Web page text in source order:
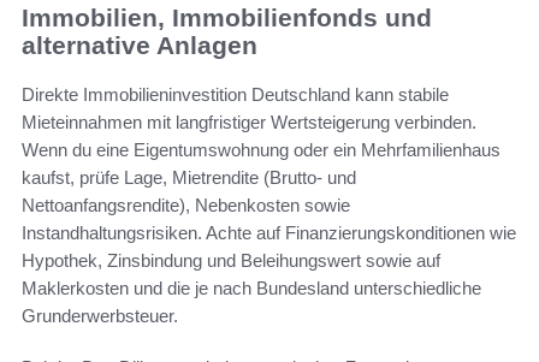
Immobilien, Immobilienfonds und
alternative Anlagen
Direkte Immobilieninvestition Deutschland kann stabile
Mieteinnahmen mit langfristiger Wertsteigerung verbinden.
Wenn du eine Eigentumswohnung oder ein Mehrfamilienhaus
kaufst, prüfe Lage, Mietrendite (Brutto- und
Nettoanfangsrendite), Nebenkosten sowie
Instandhaltungsrisiken. Achte auf Finanzierungskonditionen wie
Hypothek, Zinsbindung und Beleihungswert sowie auf
Maklerkosten und die je nach Bundesland unterschiedliche
Grunderwerbsteuer.